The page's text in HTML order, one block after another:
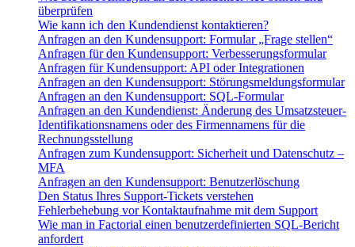
überprüfen
Wie kann ich den Kundendienst kontaktieren?
Anfragen an den Kundensupport: Formular „Frage stellen“
Anfragen für den Kundensupport: Verbesserungsformular
Anfragen für Kundensupport: API oder Integrationen
Anfragen an den Kundensupport: Störungsmeldungsformular
Anfragen an den Kundensupport: SQL-Formular
Anfragen an den Kundendienst: Änderung des Umsatzsteuer-
Identifikationsnamens oder des Firmennamens für die
Rechnungsstellung
Anfragen zum Kundensupport: Sicherheit und Datenschutz –
MFA
Anfragen an den Kundensupport: Benutzerlöschung
Den Status Ihres Support-Tickets verstehen
Fehlerbehebung vor Kontaktaufnahme mit dem Support
Wie man in Factorial einen benutzerdefinierten SQL-Bericht
anfordert